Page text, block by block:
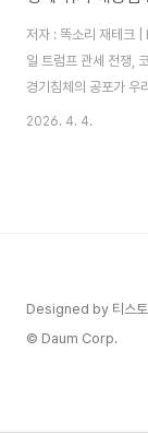
저자 : 똑소리 재테
일 트럼프 관세 전쟁,
경기침체의 공포가 우
사람에게는 기회이기
위기를 대비해야 하
2026. 4. 4.
Designed by 티스토
© Daum Corp.